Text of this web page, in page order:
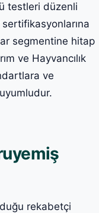
testleri düzenli
sertifikasyonlarına
segmentine hitap
ve Hayvancılık
ve
rekabetçi